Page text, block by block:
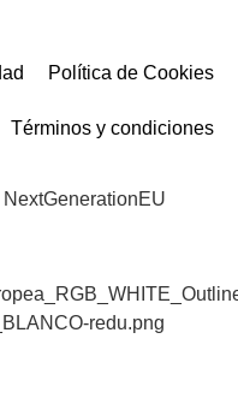
Política de Cookies
Términos y condiciones